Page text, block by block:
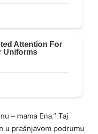
– mama Ena.” Taj
u prašnjavom podrumu